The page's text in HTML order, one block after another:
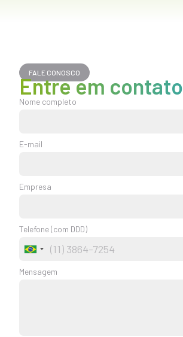
FALE CONOSCO
Entre em contato
Nome completo
E-mail
Empresa
Telefone (com DDD)
Brazil
Mensagem